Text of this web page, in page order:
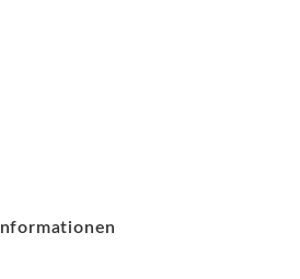
Informationen